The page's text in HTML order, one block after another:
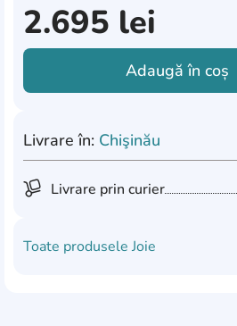
2.695 lei
Adaugă în coș
Livrare în: Chişinău
Livrare prin curier
Toate produsele Joie